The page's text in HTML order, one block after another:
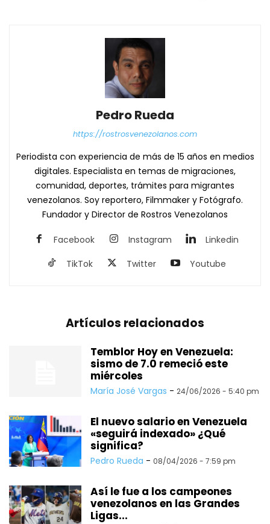
Pedro Rueda
https://rostrosvenezolanos.com
Periodista con experiencia de más de 15 años en medios
digitales. Especialista en temas de migraciones,
comunidad, deportes, trámites para migrantes
venezolanos. Soy reportero, Filmmaker y Fotógrafo.
Fundador y Director de Rostros Venezolanos
Facebook Instagram
Linkedin
TikTok
Twitter Youtube
Artículos relacionados
Temblor Hoy en Venezuela:
sismo de 7.0 remeció este
miércoles
María José Vargas - 24/06/2026 - 5:40 pm
El nuevo salario en Venezuela
«seguirá indexado» ¿Qué
significa?
Pedro Rueda - 08/04/2026 - 7:59 pm
Así le fue a los campeones
venezolanos en las Grandes
Ligas...